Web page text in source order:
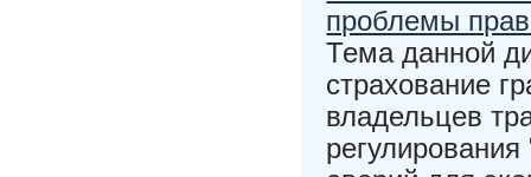
проблемы
Тема данной
страхование
владельцев